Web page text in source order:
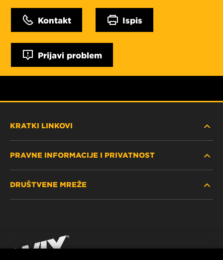
Kontakt Ispis
Prijavi problem
KRATKI LINKOVI
GDJE KUPITI
KONTAKTIRAJTE NAS
PRAVNE INFORMACIJE I PRIVATNOST
IMPRESSUM
DRUŠTVENE MREŽE
YouTube